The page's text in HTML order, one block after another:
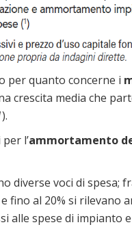
per quanto concerne i
crescita media che
).
l’ammortamento
diverse voci di spesa;
fino al 20% si rilevano
alle spese di impianto